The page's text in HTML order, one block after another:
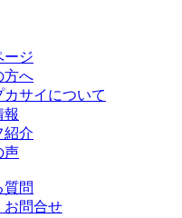
ージ
方へ
カサイについて
報
紹介
声
質問
お問合せ